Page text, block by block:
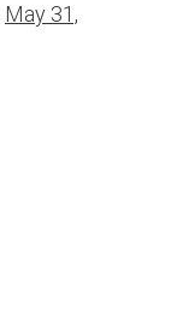
May 31,